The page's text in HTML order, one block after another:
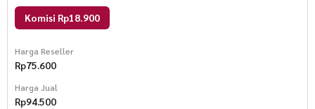
Komisi Rp18.900
Harga Reseller
Rp75.600
Harga Jual
Rp94.500